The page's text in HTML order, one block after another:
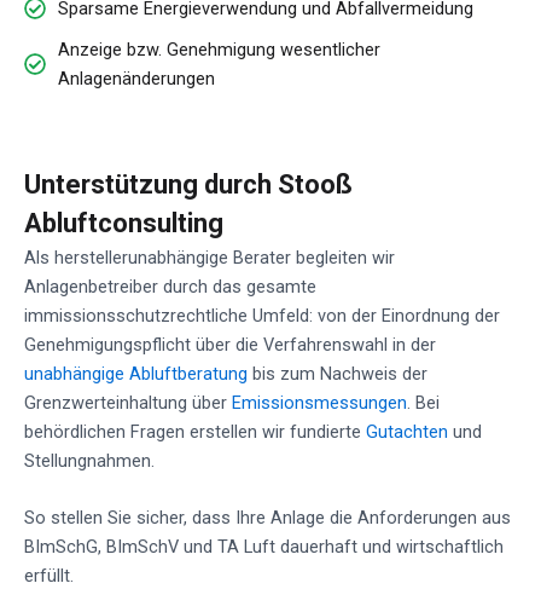
Sparsame Energieverwendung und Abfallvermeidung
Anzeige bzw. Genehmigung wesentlicher
Anlagenänderungen
Unterstützung durch Stooß
Abluftconsulting
Als herstellerunabhängige Berater begleiten wir
Anlagenbetreiber durch das gesamte
immissionsschutzrechtliche Umfeld: von der Einordnung der
Genehmigungspflicht über die Verfahrenswahl in der
unabhängige Abluftberatung bis zum Nachweis der
Grenzwerteinhaltung über Emissionsmessungen. Bei
behördlichen Fragen erstellen wir fundierte Gutachten und
Stellungnahmen.
So stellen Sie sicher, dass Ihre Anlage die Anforderungen aus
BImSchG, BImSchV und TA Luft dauerhaft und wirtschaftlich
erfüllt.